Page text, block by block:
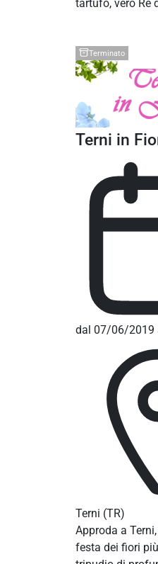
tartufo, vero Re
Terminato
Terni in
dal 07/06/2019
Terni (TR)
Approda a
festa dei fiori